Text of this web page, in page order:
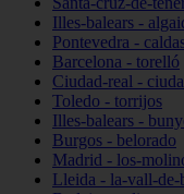
Illes-balears -
Pontevedra -
Barcelona - torelló
Ciudad-real -
Toledo - torrijos
Illes-balears -
Burgos - belorado
Madrid - los-
Lleida - la-vall-de-